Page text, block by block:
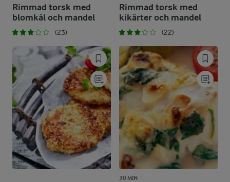
Rimmad torsk med
blomkål och mandel
(23)
Rimmad torsk med
kikärter och mandel
(22)
30 MIN